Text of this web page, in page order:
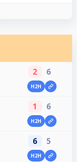
2 6
H2H
1 6
H2H
6 5
H2H